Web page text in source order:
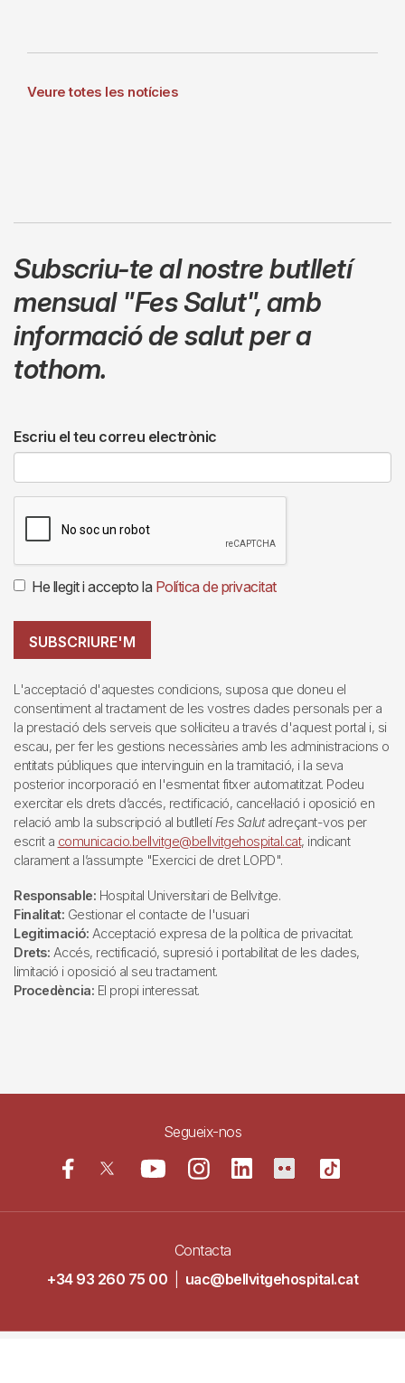
Veure totes les notícies
Subscriu-te al nostre butlletí
mensual "Fes Salut",amb
informació de salut per a
tothom.
Escriu el teu correu electrònic
He llegit i accepto la Política de privacitat
SUBSCRIURE'M
L'acceptació d'aquestes condicions, suposa que doneu el
consentiment al tractament de les vostres dades personals per a
la prestació dels serveis que sol·liciteu a través d'aquest portal i, si
escau, per fer les gestions necessàries amb les administracions o
entitats públiques que intervinguin en la tramitació, i la seva
posterior incorporació en l'esmentat fitxer automatitzat. Podeu
exercitar els drets d’accés, rectificació, cancel·lació i oposició en
relació amb la subscripció al butlletí Fes Salutadreçant-vos per
escrit a comunicacio.bellvitge@bellvitgehospital.cat, indicant
clarament a l’assumpte "Exercici de dret LOPD".
Responsable: Hospital Universitari de Bellvitge.
Finalitat: Gestionar el contacte de l'usuari
Legitimació: Acceptació expresa de la política de privacitat.
Drets: Accés, rectificació, supresió i portabilitat de les dades,
limitació i oposició al seu tractament.
Procedència: El propi interessat.
Segueix-nos
Contacta
+34 93 260 75 00
uac@bellvitgehospital.cat